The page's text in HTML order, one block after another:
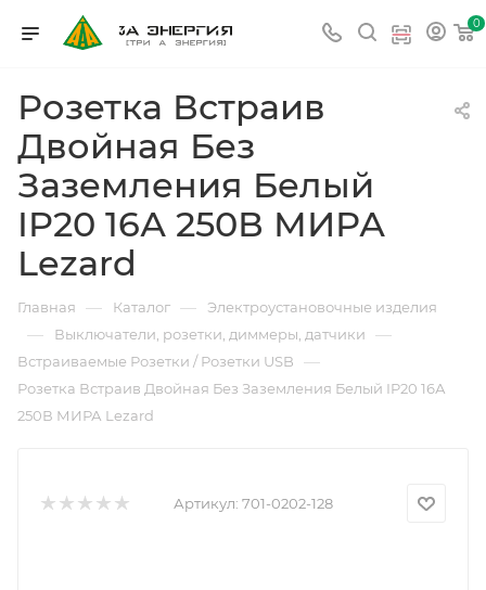
0
Розетка Встраив
Двойная Без
Заземления Белый
IP20 16А 250В МИРА
Lezard
Главная — Каталог — Электроустановочные изделия
— Выключатели, розетки, диммеры, датчики —
Встраиваемые Розетки / Розетки USB —
Розетка Встраив Двойная Без Заземления Белый IP20 16А
250В МИРА Lezard
Артикул: 701-0202-128